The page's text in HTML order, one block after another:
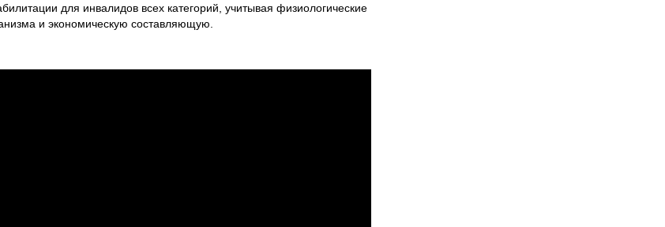
для инвалидов всех категорий, учитывая физиологические
и экономическую составляющую.